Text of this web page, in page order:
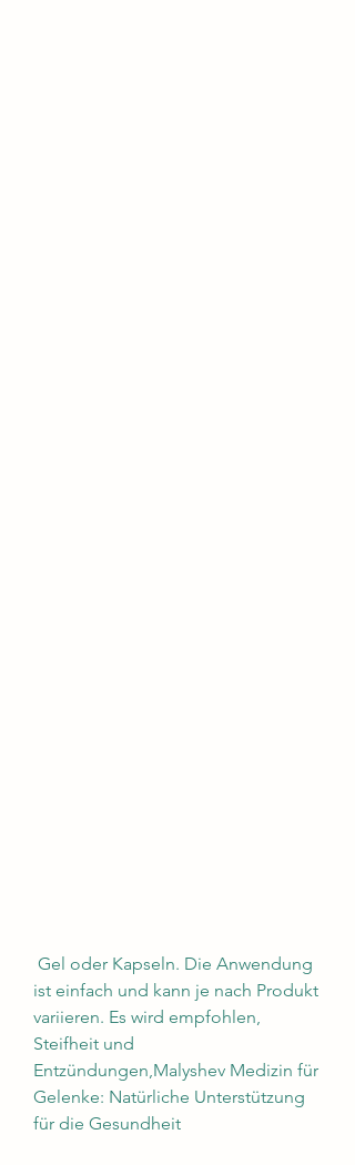
ist einfach und kann je nach Produkt
variieren. Es wird empfohlen,
Steifheit und
Entzündungen,Malyshev Medizin für
Gelenke: Natürliche Unterstützung
für die Gesundheit